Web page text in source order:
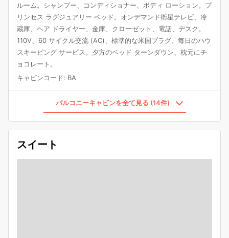
ルーム。シャンプー、コンディショナー、ボディ ローション。プ
リンセス ラグジュアリー ベッド。オンデマンド衛星テレビ、冷
蔵庫、ヘア ドライヤー、金庫、クローゼット、電話、デスク。
110V、60 サイクル交流 (AC)、標準的な米国プラグ。毎日のハウ
スキーピング サービス。夕方のベッド ターンダウン、枕元にチ
ョコレート。
キャビンコード: BA
バルコニーキャビンを全て見る (14件)
スイート